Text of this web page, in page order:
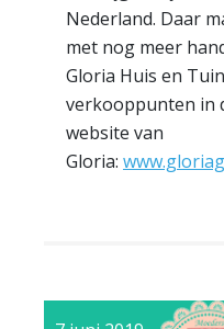
Nederland. Daar
met nog meer
Gloria Huis en
verkooppunten in
website van
Gloria: